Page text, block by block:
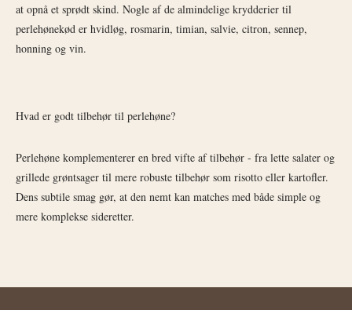
at opnå et sprødt skind. Nogle af de almindelige krydderier til
perlehønekød er hvidløg, rosmarin, timian, salvie, citron, sennep,
honning og vin.
Hvad er godt tilbehør til perlehøne?
Perlehøne komplementerer en bred vifte af tilbehør - fra lette salater og
grillede grøntsager til mere robuste tilbehør som risotto eller kartofler.
Dens subtile smag gør, at den nemt kan matches med både simple og
mere komplekse sideretter.